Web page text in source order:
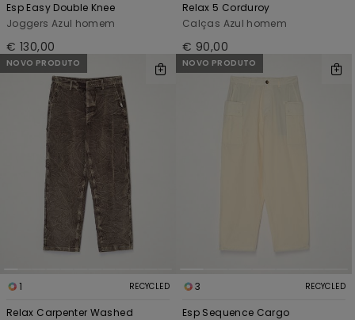
Esp Easy Double Knee
Joggers Azul homem
€ 130,00
Relax 5 Corduroy
Calças Azul homem
€ 90,00
NOVO PRODUTO
1 RECYCLED
Relax Carpenter Washed
NOVO PRODUTO
3 RECYCLED
Esp Sequence Cargo